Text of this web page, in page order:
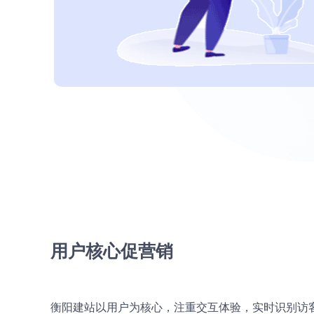
用户核心促营销
衡阳建站以用户为核心，注重交互体验，实时识别访